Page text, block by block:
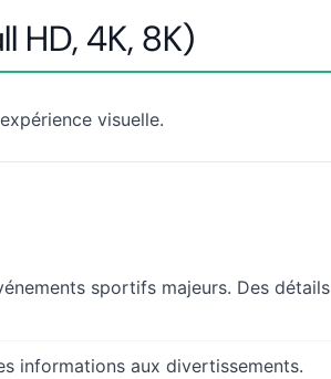
HD, 4K, 8K)
visuelle.
sportifs majeurs. Des détails
informations aux divertissements.